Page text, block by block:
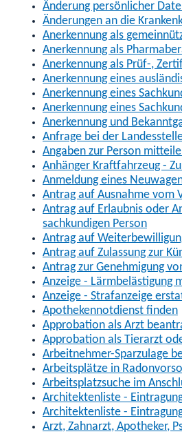
Änderung persönlicher
Änderungen an die
Anerkennung als
Anerkennung als
Anerkennung als Prüf-,
Anerkennung eines
Anerkennung eines
Anerkennung eines
Anerkennung und
Anfrage bei der
Angaben zur Person
Anhänger Kraftfahrzeug -
Anmeldung eines
Antrag auf Ausnahme vom
Antrag auf Erlaubnis oder
sachkundigen Person
Antrag auf
Antrag auf Zulassung zur
Antrag zur Genehmigung
Anzeige - Lärmbelästigung
Anzeige - Strafanzeige
Apothekennotdienst finden
Approbation als Arzt
Approbation als Tierarzt
Arbeitnehmer-Sparzulage
Arbeitsplätze in
Arbeitsplatzsuche im
Architektenliste -
Architektenliste -
Arzt, Zahnarzt, Apotheker,